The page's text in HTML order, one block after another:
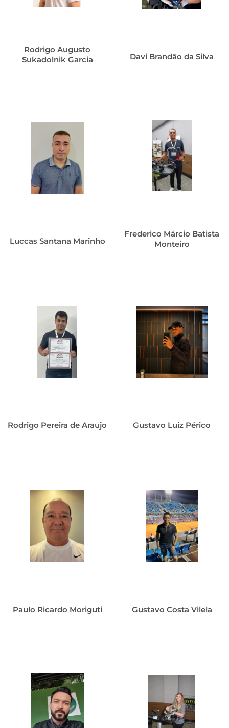
Rodrigo Augusto
Sukadolnik Garcia
Davi Brandão da Silva
Luccas Santana Marinho
Frederico Márcio Batista
Monteiro
Rodrigo Pereira de Araujo Gustavo Luiz Périco
Paulo Ricardo Moriguti Gustavo Costa Vilela